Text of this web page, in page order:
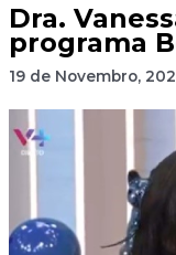
Dra.
programa
19 de Novembro,